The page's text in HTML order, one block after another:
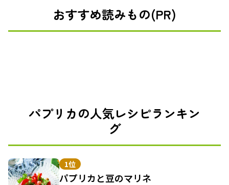
おすすめ読みもの(PR)
パプリカの人気レシピランキン
グ
1位
パプリカと豆のマリネ